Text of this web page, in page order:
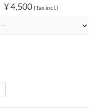
¥ 4,500 (Tax incl.)